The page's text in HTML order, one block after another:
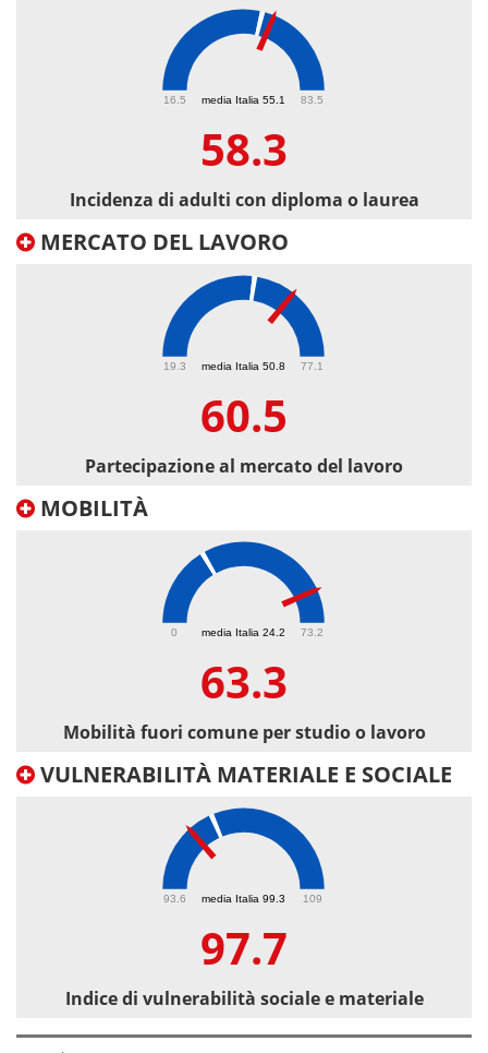
media Italia 55.1
16.5 83.5
58.3
Incidenza di adulti con diploma o laurea
MERCATO DEL LAVORO
media Italia 50.8
19.3 77.1
60.5
Partecipazione al mercato del lavoro
MOBILITÀ
media Italia 24.2
0 73.2
63.3
Mobilità fuori comune per studio o lavoro
VULNERABILITÀ MATERIALE E SOCIALE
media Italia 99.3
93.6 109
97.7
Indice di vulnerabilità sociale e materiale